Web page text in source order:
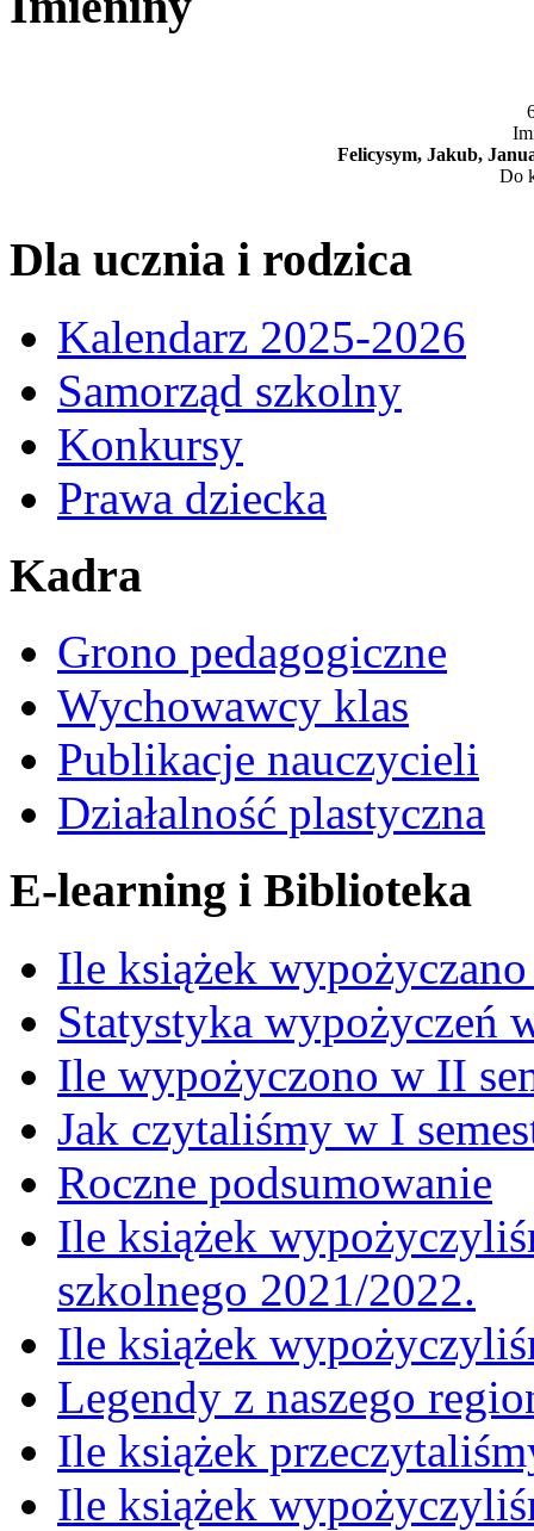
Felicysym, Jakub,
Do
Dla ucznia i rodzica
Kalendarz 2025-2026
Samorząd szkolny
Konkursy
Prawa dziecka
Kadra
Grono pedagogiczne
Wychowawcy klas
Publikacje nauczycieli
Działalność plastyczna
E-learning i Biblioteka
Ile książek
Statystyka wypożyczeń
Ile wypożyczono w II
Jak czytaliśmy w I
Roczne podsumowanie
Ile książek
szkolnego 2021/2022.
Ile książek
Legendy z naszego
Ile książek
Ile książek